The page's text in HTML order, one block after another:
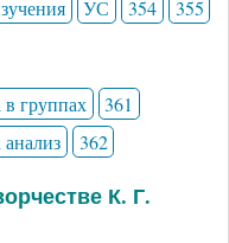
УС 354 355
в группах
361
362
К. Г.